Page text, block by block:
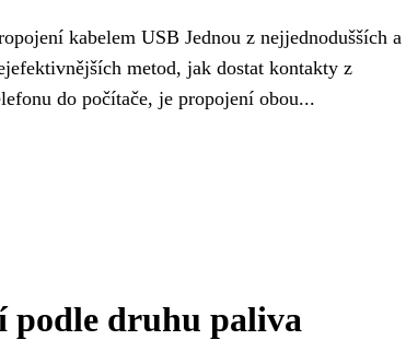
kabelem USB Jednou z nejjednodušších a
metod, jak dostat kontakty z
do počítače, je propojení obou...
podle druhu paliva